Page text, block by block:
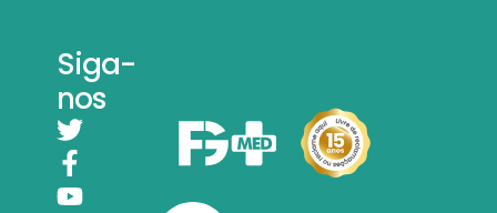
Siga-
nos